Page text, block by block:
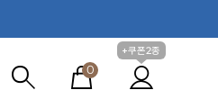
0
+쿠폰2종